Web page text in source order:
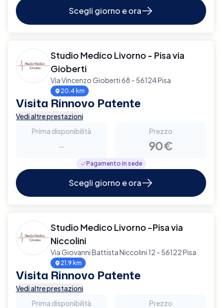
Scegli giorno e ora
Studio Medico Livorno - Pisa via
Gioberti
Via Vincenzo Gioberti 68 - 56124 Pisa
20.4 km
Visita Rinnovo Patente
Vedi altre prestazioni
Prima disponibilità
-
Prezzo
90€
Pagamento in sede
Scegli giorno e ora
Studio Medico Livorno -Pisa via
Niccolini
Via Giovanni Battista Niccolini 12 - 56122 Pisa
21.9 km
Visita Rinnovo Patente
Vedi altre prestazioni
Prima disponibilità
Prezzo